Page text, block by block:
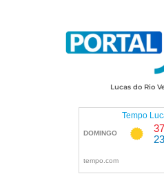
Lucas do Rio